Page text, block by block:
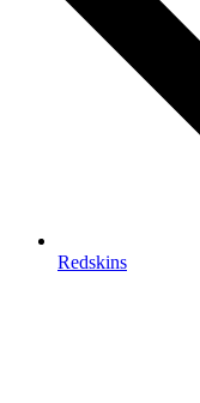
Redskins